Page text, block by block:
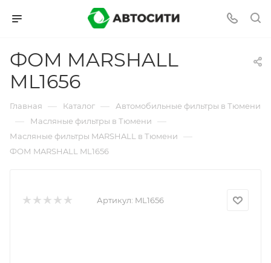
ФОМ MARSHALL
ML1656
Главная — Каталог — Автомобильные фильтры в Тюмени
— Масляные фильтры в Тюмени —
Масляные фильтры MARSHALL в Тюмени —
ФОМ MARSHALL ML1656
Артикул: ML1656